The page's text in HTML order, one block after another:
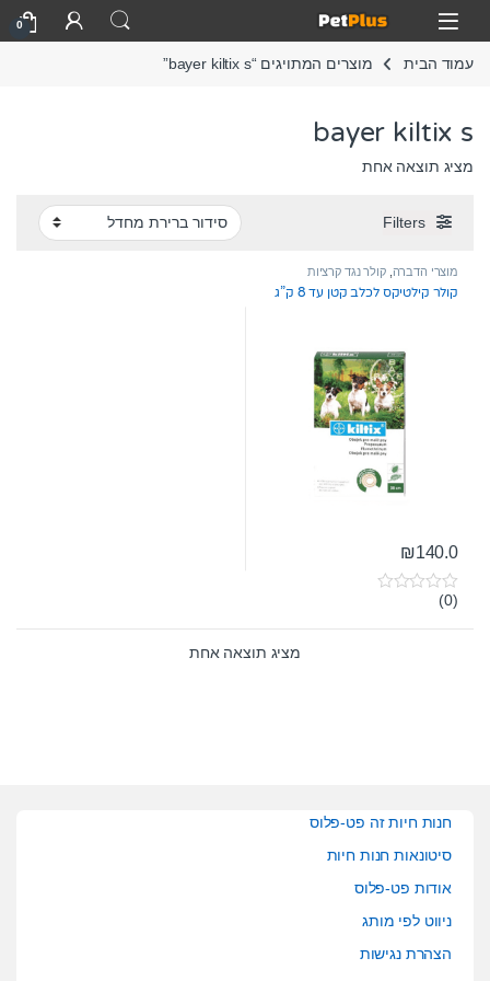
Skip to navigation
Skip to content
Open
0
עמוד הבית מוצרים המתויגים “bayer kiltix s”
bayer kiltix s
מציג תוצאה אחת
Filters
מוצרי הדברה ,קולר נגד קרציות
קולר קילטיקס לכלב קטן עד 8 ק”ג
₪140.0
0
u
(0)
מציג תוצאה אחת
חנות חיות זה פט-פלוס
סיטונאות חנות חיות
אודות פט-פלוס
ניווט לפי מותג
הצהרת נגישות